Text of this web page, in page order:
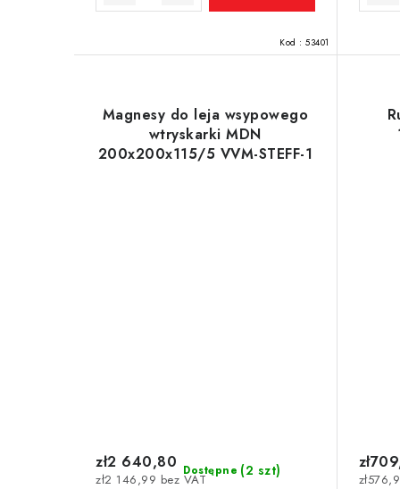
ó
Kod : 53401
Magnesy do leja wsypowego
wtryskarki MDN
200x200x115/5 VVM-STEFF-1
Dostępne (2 szt)
zł2 146,99 bez VAT
zł2 640,80